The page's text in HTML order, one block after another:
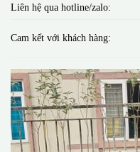
Liên hệ qua hotline/zalo:
Cam kết với khách hàng: